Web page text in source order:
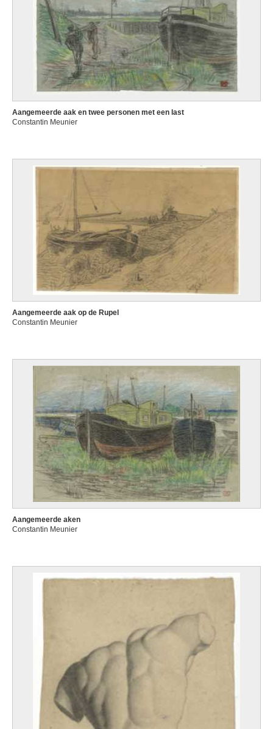
Aangemeerde aak en twee personen met een last
Constantin Meunier
Aangemeerde aak op de Rupel
Constantin Meunier
Aangemeerde aken
Constantin Meunier